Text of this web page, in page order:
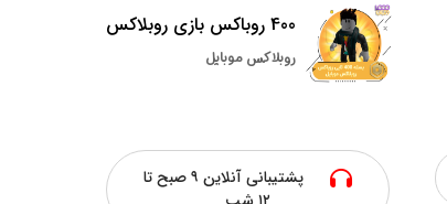
400 روباکس بازی روبلاکس
روبلاکس موبایل
پشتیبانی آنلاین ۹ صبح تا